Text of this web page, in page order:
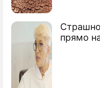
прямо